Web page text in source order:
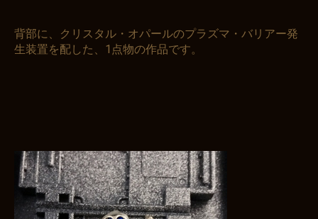
背部に、クリスタル・オパールのプラズマ・バリアー発
生装置を配した、1点物の作品です。